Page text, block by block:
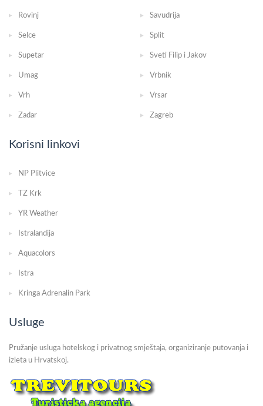
Rovinj Savudrija
Selce Split
Supetar Sveti Filip i Jakov
Umag Vrbnik
Vrh Vrsar
Zadar Zagreb
Korisni linkovi
NP Plitvice
TZ Krk
YR Weather
Istralandija
Aquacolors
Istra
Kringa Adrenalin Park
Usluge
Pružanje usluga hotelskog i privatnog smještaja, organiziranje putovanja i
izleta u Hrvatskoj.